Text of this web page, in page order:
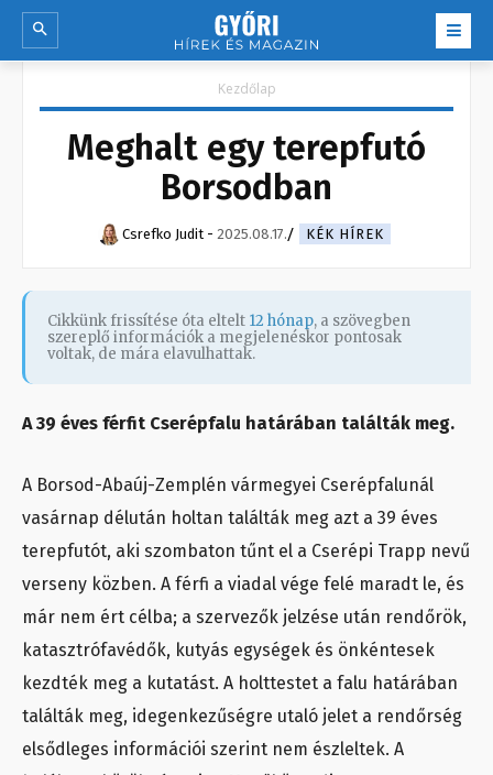
Kezdőlap
Meghalt egy terepfutó
Borsodban
Csrefko Judit - 2025.08.17. KÉK HÍREK
Cikkünk frissítése óta eltelt 12 hónap, a szövegben
szereplő információk a megjelenéskor pontosak
voltak, de mára elavulhattak.
A 39 éves férfit Cserépfalu határában találták meg.
A Borsod-Abaúj-Zemplén vármegyei Cserépfalunál
vasárnap délután holtan találták meg azt a 39 éves
terepfutót, aki szombaton tűnt el a Cserépi Trapp nevű
verseny közben. A férfi a viadal vége felé maradt le, és
már nem ért célba; a szervezők jelzése után rendőrök,
katasztrófavédők, kutyás egységek és önkéntesek
kezdték meg a kutatást. A holttestet a falu határában
találták meg, idegenkezűségre utaló jelet a rendőrség
elsődleges információi szerint nem észleltek. A